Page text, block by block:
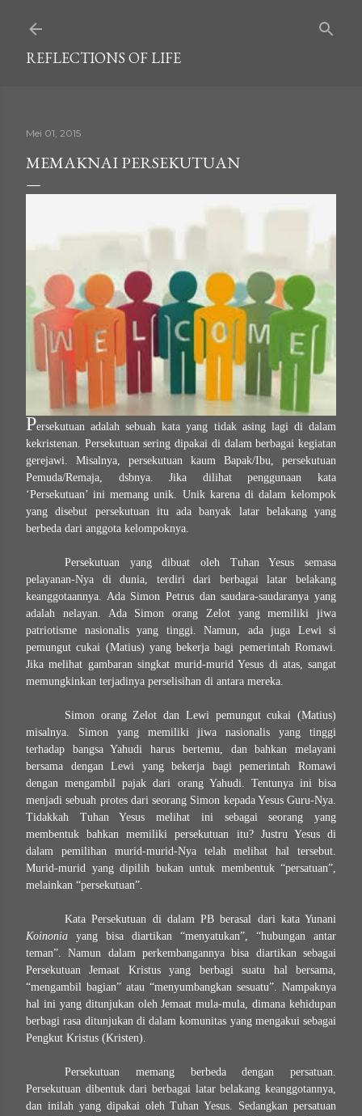
REFLECTIONS OF LIFE
Mei 01, 2015
MEMAKNAI PERSEKUTUAN
Persekutuan adalah sebuah kata yang tidak asing lagi di dalam
kekristenan. Persekutuan sering dipakai di dalam berbagai kegiatan
gerejawi. Misalnya, persekutuan kaum Bapak/Ibu, persekutuan
Pemuda/Remaja, dsbnya. Jika dilihat penggunaan kata
‘Persekutuan’ ini memang unik. Unik karena di dalam kelompok
yang disebut persekutuan itu ada banyak latar belakang yang
berbeda dari anggota kelompoknya.
Persekutuan yang dibuat oleh Tuhan Yesus semasa
pelayanan-Nya di dunia, terdiri dari berbagai latar belakang
keanggotaannya. Ada Simon Petrus dan saudara-saudaranya yang
adalah nelayan. Ada Simon orang Zelot yang memiliki jiwa
patriotisme nasionalis yang tinggi. Namun, ada juga Lewi si
pemungut cukai (Matius) yang bekerja bagi pemerintah Romawi.
Jika melihat gambaran singkat murid-murid Yesus di atas, sangat
memungkinkan terjadinya perselisihan di antara mereka.
Simon orang Zelot dan Lewi pemungut cukai (Matius)
misalnya. Simon yang memiliki jiwa nasionalis yang tinggi
terhadap bangsa Yahudi harus bertemu, dan bahkan melayani
bersama dengan Lewi yang bekerja bagi pemerintah Romawi
dengan mengambil pajak dari orang Yahudi. Tentunya ini bisa
menjadi sebuah protes dari seorang Simon kepada Yesus Guru-Nya.
Tidakkah Tuhan Yesus melihat ini sebagai seorang yang
membentuk bahkan memiliki persekutuan itu? Justru Yesus di
dalam pemilihan murid-murid-Nya telah melihat hal tersebut.
Murid-murid yang dipilih bukan untuk membentuk “persatuan”,
melainkan “persekutuan”.
Kata Persekutuan di dalam PB berasal dari kata Yunani
Koinonia yang bisa diartikan “menyatukan”, “hubungan antar
teman”. Namun dalam perkembangannya bisa diartikan sebagai
Persekutuan Jemaat Kristus yang berbagi suatu hal bersama,
“mengambil bagian” atau “menyumbangkan sesuatu”. Nampaknya
hal ini yang ditunjukan oleh Jemaat mula-mula, dimana kehidupan
berbagi rasa ditunjukan di dalam komunitas yang mengakui sebagai
Pengkut Kristus (Kristen).
Persekutuan memang berbeda dengan persatuan.
Persekutuan dibentuk dari berbagai latar belakang keanggotannya,
dan inilah yang dipakai oleh Tuhan Yesus. Sedangkan persatuan